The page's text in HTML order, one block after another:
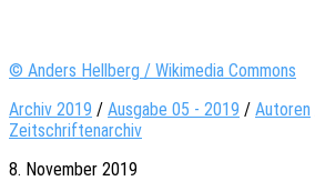
© Anders Hellberg / Wikimedia Commons
Archiv 2019 / Ausgabe 05 - 2019 / Autoren
Zeitschriftenarchiv
8. November 2019